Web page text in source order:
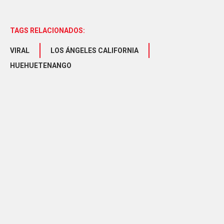
TAGS RELACIONADOS:
VIRAL
LOS ÁNGELES CALIFORNIA
HUEHUETENANGO